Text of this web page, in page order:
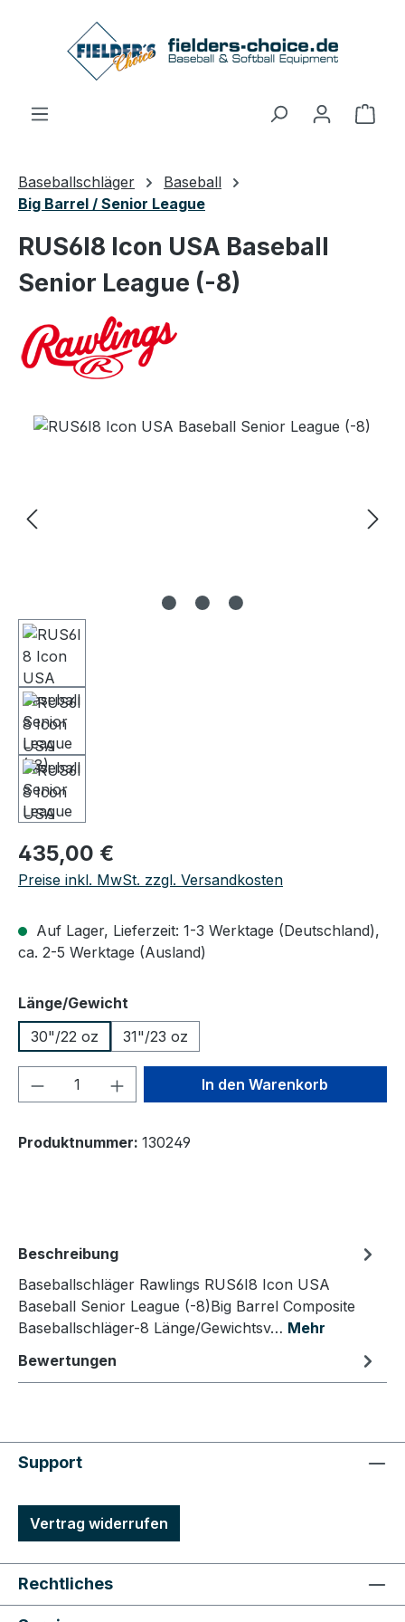
Zum Hauptinhalt springen
Baseballschläger
Baseball
Big Barrel / Senior League
RUS6I8 Icon USA Baseball
Senior League (-8)
Bildergalerie überspringen
Regulärer Preis:
435,00 €
Preise inkl. MwSt. zzgl. Versandkosten
Auf Lager, Lieferzeit: 1-3 Werktage (Deutschland),
ca. 2-5 Werktage (Ausland)
Länge/Gewicht
30"/22 oz
31"/23 oz
Produkt Anzahl: Gib denIn den Warenkorb
Produktnummer: 130249
Beschreibung
Baseballschläger Rawlings RUS6I8 Icon USA
Baseball Senior League (-8)Big Barrel Composite
Baseballschläger-8 Länge/Gewichtsv… Mehr
Bewertungen
Support
Vertrag widerrufen
Rechtliches